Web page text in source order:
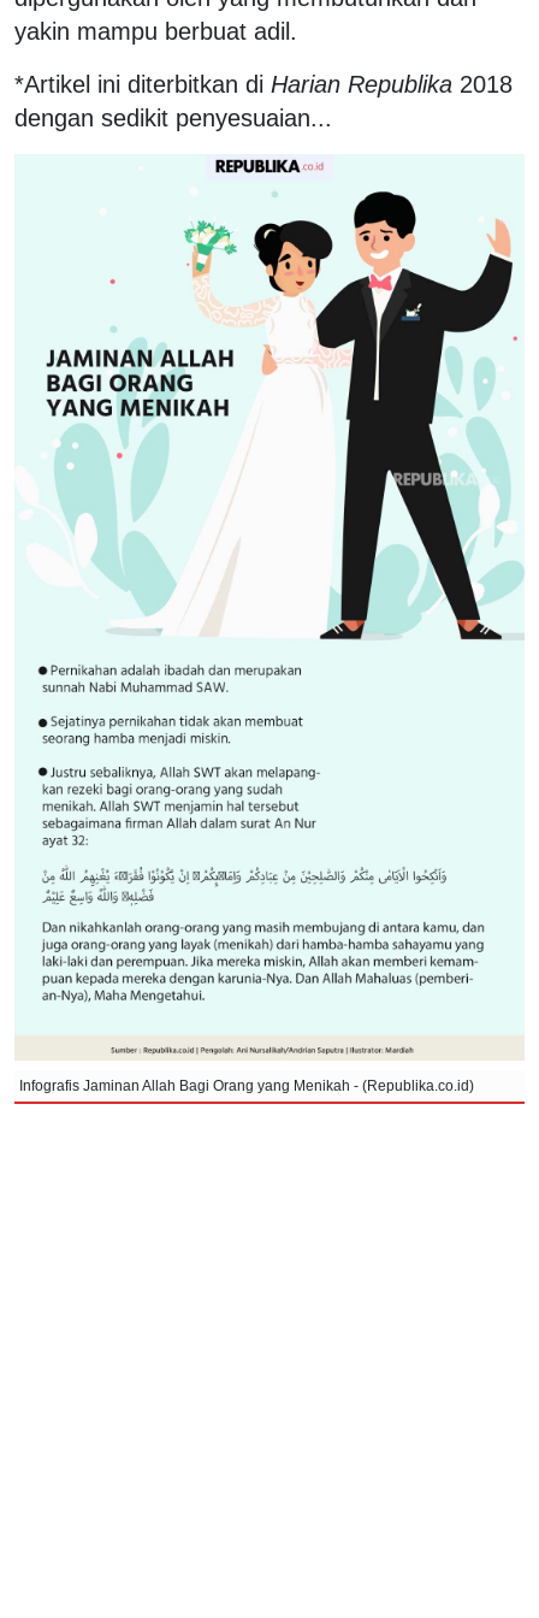
yakin mampu berbuat adil.
*Artikel ini diterbitkan di Harian Republika 2018
dengan sedikit penyesuaian...
Infografis Jaminan Allah Bagi Orang yang Menikah - (Republika.co.id)